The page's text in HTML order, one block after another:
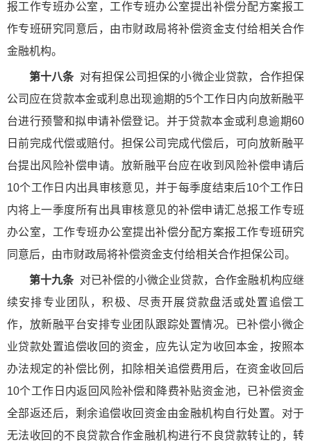
报工作专班办公室，工作专班办公室提出补偿分配方案报工
作专班研究同意后，由市财政局将补偿资金支付给相关合作
金融机构。
第十八条对有担保公司担保的小微企业贷款，合作担保
公司应在贷款本金或利息出现逾期的5个工作日内向放新融平
台进行预警和拟申请补偿登记。并于贷款本金或利息逾期60
日前完成代偿或赔付。担保公司完成代偿后，可向放新融平
台提出风险补偿申请。放新融平台应在收到风险补偿申请后
10个工作日内出具审核意见，并于每季度结束后10个工作日
内将上一季度所有出具审核意见的补偿申请汇总报工作专班
办公室，工作专班办公室提出补偿分配方案报工作专班研究
同意后，由市财政局将补偿资金支付给相关合作担保公司。
第十九条对已补偿的小微企业贷款，合作金融机构应继
续安排专业团队，积极、尽责开展贷款盘活或处置追偿工
作，放新融平台安排专业团队跟踪处置情况。已补偿小微企
业贷款处置追偿收回的资金，应先认定为收回本金，按照本
办法规定的补偿比例，扣除相关追偿费用后，在资金收回后
10个工作日内返回风险补偿和降费补贴资金池，已补偿资金
全部返还后，剩余追偿收回资金由金融机构自行处置。对于
无法收回的不良贷款合作金融机构进行不良贷款转让的，转